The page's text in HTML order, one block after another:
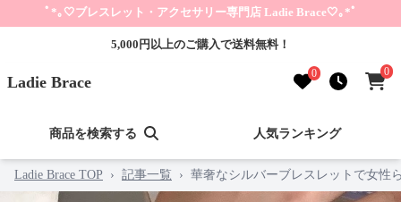
ﾟ*｡🤍ブレスレット・アクセサリー専門店 Ladie Brace🤍｡*ﾟ
5,000円以上のご購入で送料無料！
Ladie Brace 0 0
商品を検索する 人気ランキング
Ladie Brace TOP › 記事一覧 › 華奢なシルバーブレスレットで女性